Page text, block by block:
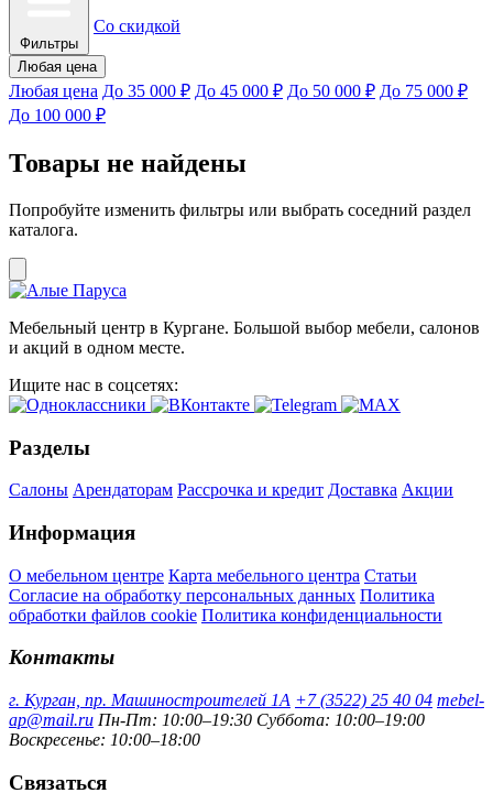
Фильтры
Со скидкой
Любая цена
Любая цена До 35 000 ₽ До 45 000 ₽ До 50 000 ₽ До 75 000 ₽
До 100 000 ₽
Товары не найдены
Попробуйте изменить фильтры или выбрать соседний раздел
каталога.
Мебельный центр в Кургане. Большой выбор мебели, салонов
и акций в одном месте.
Ищите нас в соцсетях:
Разделы
Салоны Арендаторам Рассрочка и кредит Доставка Акции
Информация
О мебельном центре Карта мебельного центра Статьи
Согласие на обработку персональных данных Политика
обработки файлов cookie Политика конфиденциальности
Контакты
г. Курган, пр. Машиностроителей 1А +7 (3522) 25 40 04 mebel-
ap@mail.ru Пн-Пт: 10:00–19:30 Суббота: 10:00–19:00
Воскресенье: 10:00–18:00
Связаться